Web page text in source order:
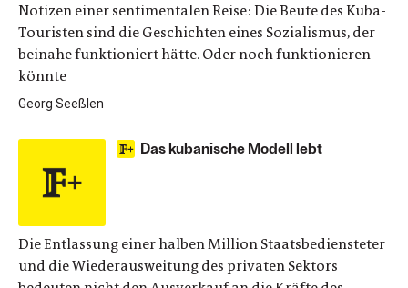
Notizen einer sentimentalen Reise: Die Beute des Kuba-
Touristen sind die Geschichten eines Sozialismus, der
beinahe funktioniert hätte. Oder noch funktionieren
könnte
Georg Seeßlen
Das kubanische Modell lebt
Die Entlassung einer halben Million Staatsbediensteter
und die Wiederausweitung des privaten Sektors